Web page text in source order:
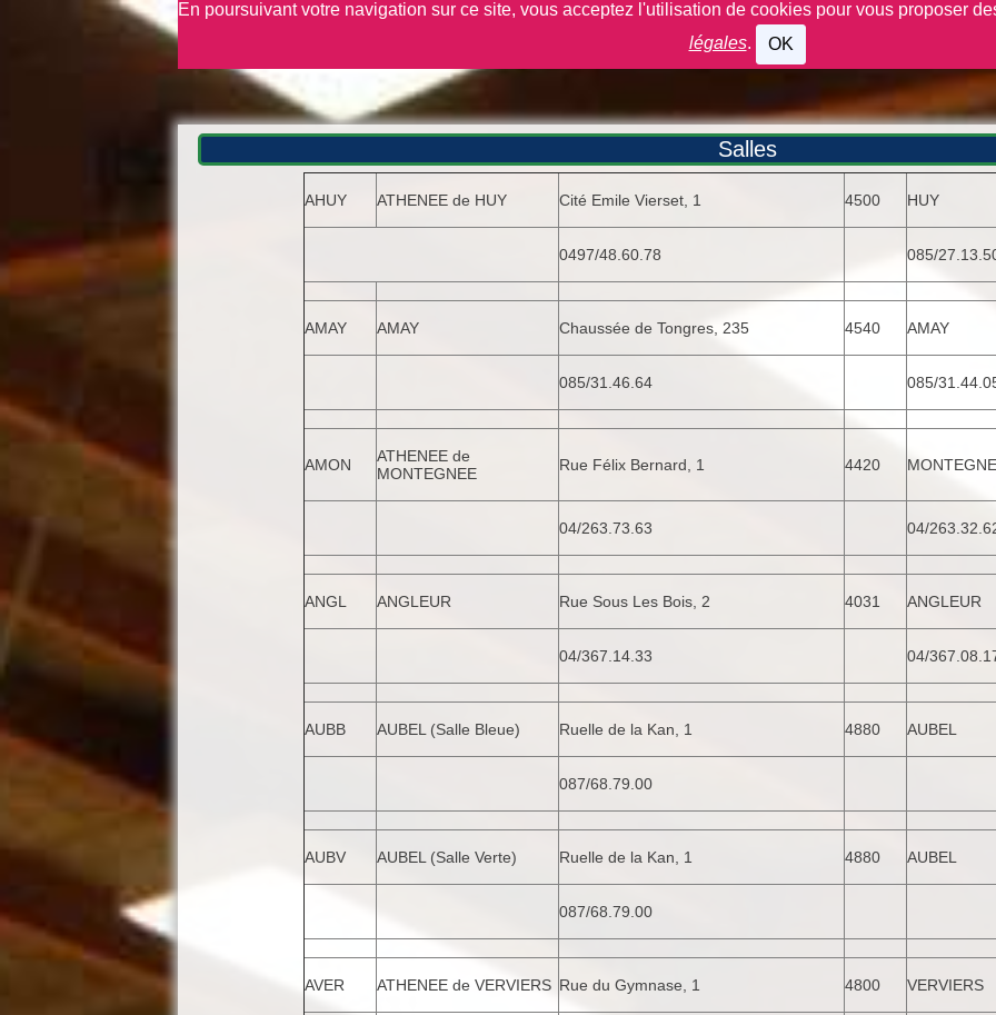
En poursuivant votre navigation sur ce site, vous acceptez l'utilisation de cookies pour vous proposer
légales. OK
Salles
AHUY ATHENEE de HUY Cité Emile Vierset, 1 4500 HUY
0497/48.60.78 085/
AMAY AMAY Chaussée de Tongres, 235 4540 AMAY
085/31.46.64 085/
AMON
ATHENEE de
MONTEGNEE
Rue Félix Bernard, 1 4420
04/263.73.63 04/
ANGL ANGLEUR Rue Sous Les Bois, 2 4031
04/367.14.33 04/
AUBB AUBEL (Salle Bleue) Ruelle de la Kan, 1 4880 AUBEL
087/68.79.00
AUBV AUBEL (Salle Verte) Ruelle de la Kan, 1 4880 AUBEL
087/68.79.00
AVER ATHENEE de VERVIERS Rue du Gymnase, 1 4800 VERVIERS